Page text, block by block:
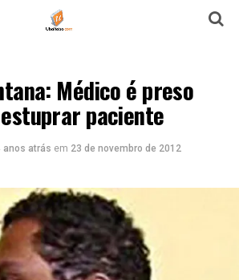
Médico é preso
paciente
anos atrás em 23 de novembro de 2012